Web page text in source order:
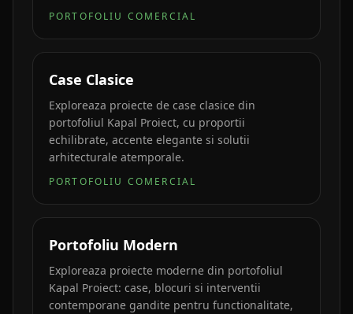
PORTOFOLIU COMERCIAL
Case Clasice
Exploreaza proiecte de case clasice din
portofoliul Kapal Proiect, cu proportii
echilibrate, accente elegante si solutii
arhitecturale atemporale.
PORTOFOLIU COMERCIAL
Portofoliu Modern
Exploreaza proiecte moderne din portofoliul
Kapal Proiect: case, blocuri si interventii
contemporane gandite pentru functionalitate,